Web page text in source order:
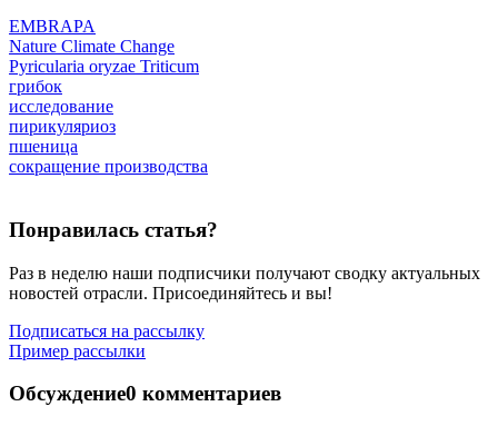
EMBRAPA
Nature Climate Change
Pyricularia oryzae Triticum
грибок
исследование
пирикуляриоз
пшеница
сокращение производства
Понравилась статья?
Раз в неделю наши подписчики получают сводку актуальных
новостей отрасли. Присоединяйтесь и вы!
Подписаться на рассылку
Пример рассылки
Обсуждение0 комментариев